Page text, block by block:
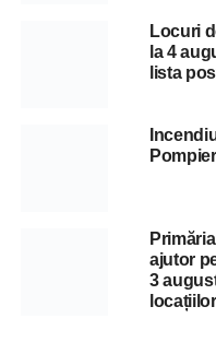
Locuri
la 4
lista
ajutor
3
locațiilor